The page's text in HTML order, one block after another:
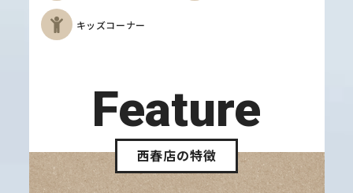
キッズコーナー
Feature
西春店の特徴